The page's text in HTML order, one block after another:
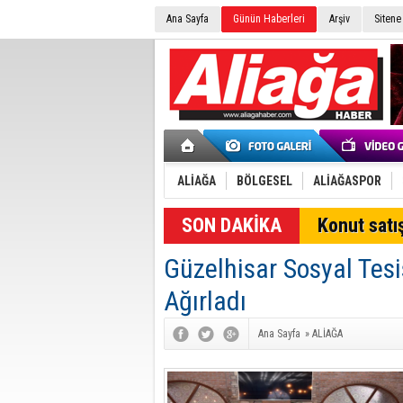
Ana Sayfa Günün Haberleri Arşiv
ALİAĞA BÖLGESEL ALİAĞASPOR
Konut
Güzelhisar Sosyal
Ağırladı
Ana Sayfa » ALİAĞA